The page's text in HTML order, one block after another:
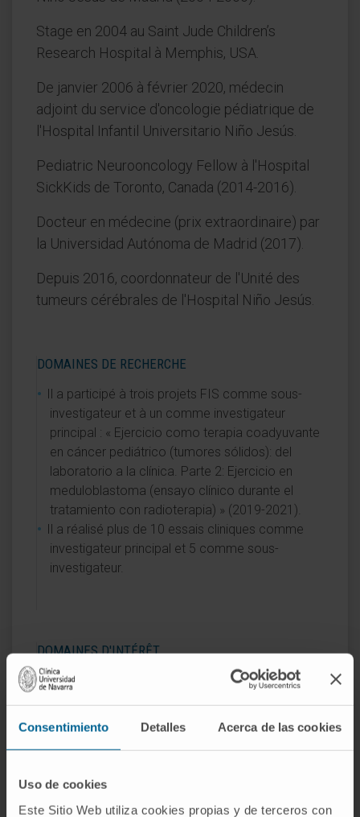
Consentimiento Detalles Acerca de las cookies
Uso de cookies
Este Sitio Web utiliza cookies propias y de terceros con
Stage en 2004 au Saint Jude Children’s
Research Hospital à Memphis, USA.
De janvier 2006 à février 2020, médecin
adjoint du service d'oncologie pédiatrique de
l'Hospital Infantil Universitario Niño Jesús.
Pediatric Neurooncology Fellow à l'Hospital
SickKids de Toronto, Canada (2014-2016).
Docteur en médecine (prix extraordinaire) par
la Universidad Autónoma de Madrid (2017).
Depuis 2016, coordonnateur de l'Unité des
tumeurs cérébrales de l'Hospital Niño Jesús.
DOMAINES DE RECHERCHE
Il a participé à trois projets FIS comme sous-
investigateur et à un comme investigateur
principal : « Ejercicio como terapia coadyuvante
en cáncer pediátrico (tumores sólidos): del
laboratorio a la clínica. Parte 2: Ejercicio en
meduloblastoma (ensayo clínico durante el
tratamiento con radioterapia) » (2019-2021).
Il a réalisé plus de 10 essais cliniques comme
investigateur principal et 5 comme sous-
investigateur.
DOMAINES D'INTÉRÊT
Nouvelles approches dans le diagnostic et le
enfants et les adolescents.
Gliomes dans la neurofibromatose de type I.